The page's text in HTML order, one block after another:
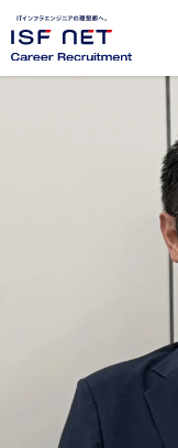
3分でわかるアイ
プロジェクトス
プロジェクトス
Special
女性活躍推進 自
クロストーク ア
Interview
インタビュー一覧